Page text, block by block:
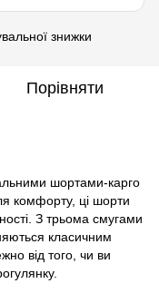
знижки
Порівняти
шортами-карго
комфорту, ці шорти
З трьома смугами
класичним
від того, чи ви